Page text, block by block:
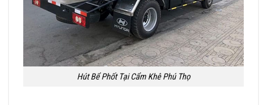
Hút Bể Phốt Tại Cẩm Khê Phú Thọ